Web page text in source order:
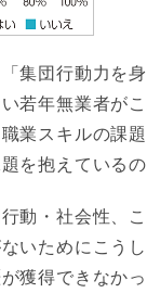
「集団行動力を
若年無業者が
業スキルの課
を抱えているの
動・社会性、
いためにこう
獲得できなか